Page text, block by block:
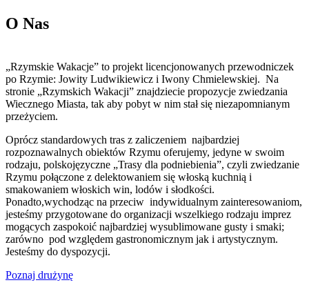
O Nas
„Rzymskie Wakacje” to projekt licencjonowanych przewodniczek
po Rzymie: Jowity Ludwikiewicz i Iwony Chmielewskiej. Na
stronie „Rzymskich Wakacji” znajdziecie propozycje zwiedzania
Wiecznego Miasta, tak aby pobyt w nim stał się niezapomnianym
przeżyciem.
Oprócz standardowych tras z zaliczeniem najbardziej
rozpoznawalnych obiektów Rzymu oferujemy, jedyne w swoim
rodzaju, polskojęzyczne „Trasy dla podniebienia”, czyli zwiedzanie
Rzymu połączone z delektowaniem się włoską kuchnią i
smakowaniem włoskich win, lodów i słodkości.
Ponadto,wychodząc na przeciw indywidualnym zainteresowaniom,
jesteśmy przygotowane do organizacji wszelkiego rodzaju imprez
mogących zaspokoić najbardziej wysublimowane gusty i smaki;
zarówno pod względem gastronomicznym jak i artystycznym.
Jesteśmy do dyspozycji.
Poznaj drużynę